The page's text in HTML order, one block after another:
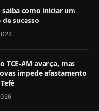
saiba como iniciar um
sucesso
TCE-AM avança, mas
impede afastamento